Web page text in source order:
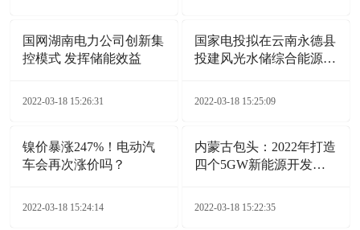
国网湖南电力公司创新集
控模式 发挥储能效益
2022-03-18 15:26:31
国家电投拟在云南永德县
投建风光水储综合能源电
2022-03-18 15:25:09
镍价暴涨247%！电动汽
车会再次涨价吗？
2022-03-18 15:24:14
内蒙古包头：2022年打造
四个5GW新能源开发基
2022-03-18 15:22:35